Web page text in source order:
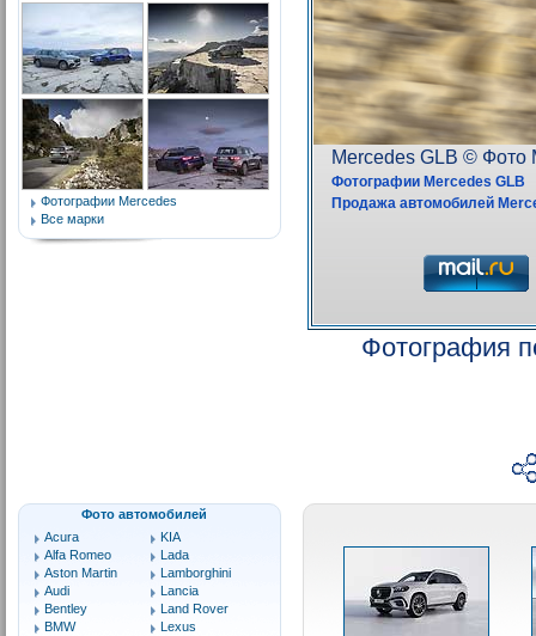
Фотографии Mercedes
Все марки
Фото автомобилей
Acura
Alfa Romeo
Aston Martin
Audi
Bentley
BMW
KIA
Lada
Lamborghini
Lancia
Land Rover
Lexus
Фотография